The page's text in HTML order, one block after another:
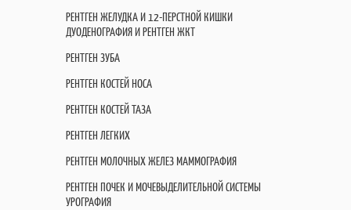
РЕНТГЕН ЖЕЛУДКА И 12-ПЕРСТНОЙ КИШКИ
ДУОДЕНОГРАФИЯ И РЕНТГЕН ЖКТ
РЕНТГЕН ЗУБА
РЕНТГЕН КОСТЕЙ НОСА
РЕНТГЕН КОСТЕЙ ТАЗА
РЕНТГЕН ЛЕГКИХ
РЕНТГЕН МОЛОЧНЫХ ЖЕЛЕЗ МАММОГРАФИЯ
РЕНТГЕН ПОЧЕК И МОЧЕВЫДЕЛИТЕЛЬНОЙ СИСТЕМЫ
УРОГРАФИЯ